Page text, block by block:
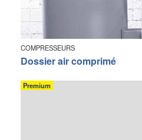
COMPRESSEURS
Dossier air comprimé
Premium